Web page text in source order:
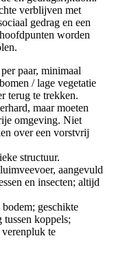
verblijven met
gedrag en een
worden
paar, minimaal
/ lage vegetatie
terug te trekken.
maar moeten
omgeving. Niet
over een vorstvrij
structuur.
aangevuld
en insecten; altijd
geschikte
koppels;
te